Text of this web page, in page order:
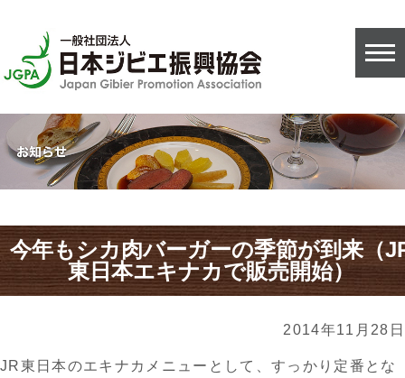
今年もシカ肉バーガーの季節が到来（
東日本エキナカで販売開始）
2014年11月28日
JR東日本のエキナカメニューとして、すっかり定番とな